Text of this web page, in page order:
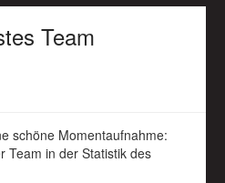
Team
schöne Momentaufnahme:
Team in der Statistik des